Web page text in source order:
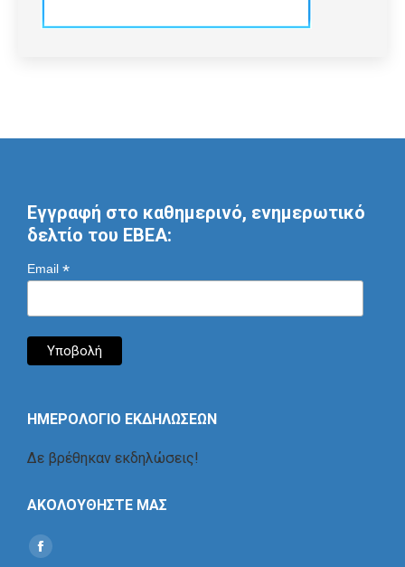
Εγγραφή στο καθημερινό, ενημερωτικό
δελτίο του ΕΒΕΑ:
Email *
ΗΜΕΡΟΛΟΓΙΟ ΕΚΔΗΛΩΣΕΩΝ
Δε βρέθηκαν εκδηλώσεις!
ΑΚΟΛΟΥΘΗΣΤΕ ΜΑΣ
Find us on:
Social